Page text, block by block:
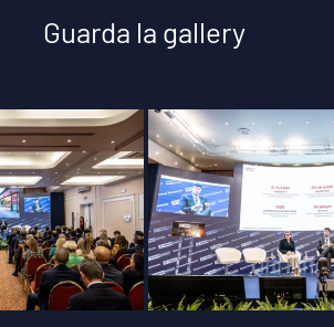
Guarda la gallery